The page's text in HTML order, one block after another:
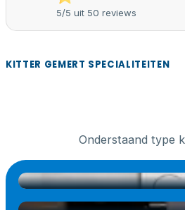
5/5 uit 50 reviews
KITTER GEMERT SPECIALITEITEN
Onderstaand type